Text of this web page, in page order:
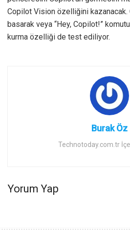
Copilot Vision özelliğini kazanacak.
basarak veya “Hey, Copilot!”
kurma özelliği de test ediliyor.
Burak Öz
Technotoday.com.tr
Yorum Yap